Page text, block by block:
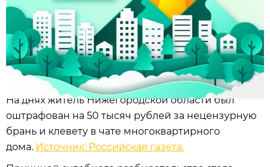
На днях житель Нижегородской области был
оштрафован на 50 тысяч рублей за нецензурную
брань и клевету в чате многоквартирного
дома. Источник: Российская газета.